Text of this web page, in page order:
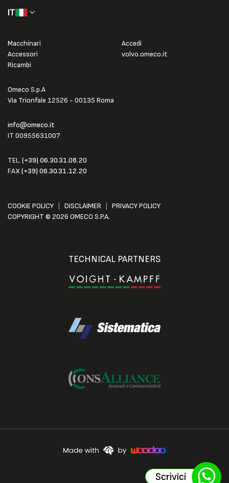
IT
Omeco S.p.A
Via Trionfale 12526 - 00135 Roma
info@omeco.it
IT 00955631007
TEL. (+39) 06.30.31.08.20
FAX(+39) 06.30.31.12.20
Macchinari
Accessori
Ricambi
Accedi
volvo.omeco.it
COOKIE POLICY DISCLAIMER
PRIVACY POLICY
COPYRIGHT © 2026 OMECO S.P.A.
TECHNICAL PARTNERS
Scrivici